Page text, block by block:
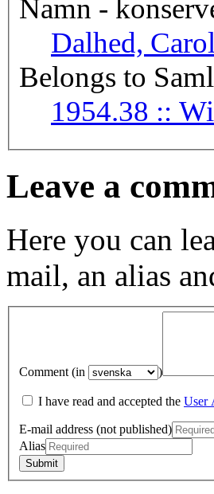
Namn -
Dalhed,
Belongs to
Leave a
Here you can
mail, an alias
Comment (in )
I have read and accepted the User
E-mail address (not published)
Alias